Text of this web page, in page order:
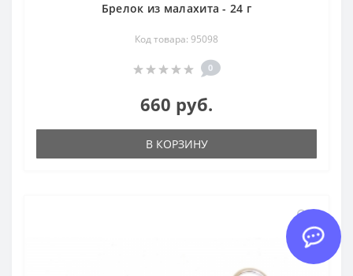
Брелок из малахита - 24 г
Код товара: 95098
0
660 руб.
В КОРЗИНУ